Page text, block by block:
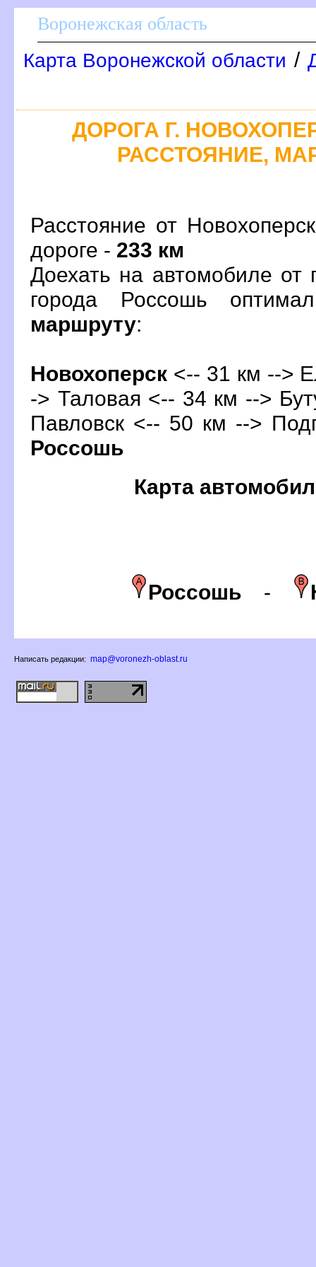
оронежская область
Карта Воронежской области /
ДОРОГА Г.
РАССТОЯНИЕ,
Расстояние от
дороге - 233 км
Доехать на автомобиле от
орода Россошь
маршруту:
Новохоперск <-- 31 км -->
-> Таловая <-- 34 км -->
Павловск <-- 50 км -->
Россошь
Карта
Россошь -
Написать редакции: map@voronezh-oblast.ru